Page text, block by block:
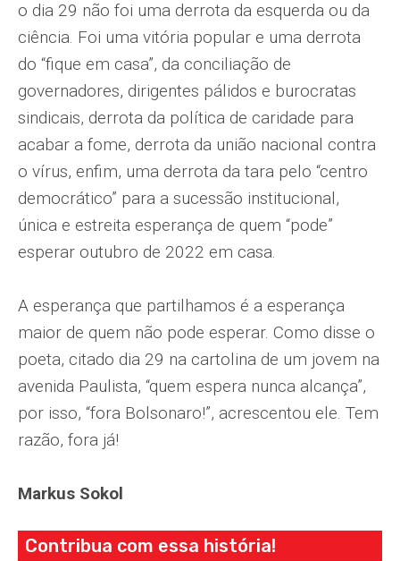
o dia 29 não foi uma derrota da esquerda ou da
ciência. Foi uma vitória popular e uma derrota
do “fique em casa”, da conciliação de
governadores, dirigentes pálidos e burocratas
sindicais, derrota da política de caridade para
acabar a fome, derrota da união nacional contra
o vírus, enfim, uma derrota da tara pelo “centro
democrático” para a sucessão institucional,
única e estreita esperança de quem “pode”
esperar outubro de 2022 em casa.
A esperança que partilhamos é a esperança
maior de quem não pode esperar. Como disse o
poeta, citado dia 29 na cartolina de um jovem na
avenida Paulista, “quem espera nunca alcança”,
por isso, “fora Bolsonaro!”, acrescentou ele. Tem
razão, fora já!
Markus Sokol
Contribua com essa história!